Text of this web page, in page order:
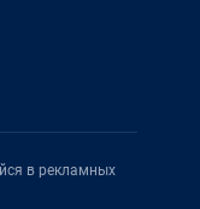
в рекламных